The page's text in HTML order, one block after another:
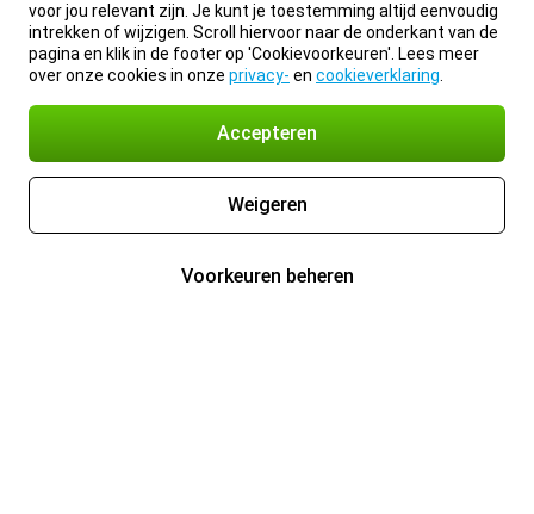
voor jou relevant zijn. Je kunt je toestemming altijd eenvoudig
intrekken of wijzigen. Scroll hiervoor naar de onderkant van de
pagina en klik in de footer op 'Cookievoorkeuren'. Lees meer
over onze cookies in onze privacy- en cookieverklaring
Accepteren
Weigeren
Voorkeuren beheren